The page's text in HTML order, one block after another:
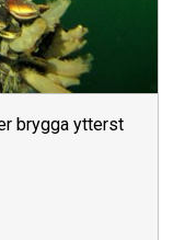
brygga ytterst